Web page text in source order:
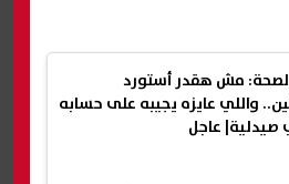
مش هقدر أستورد
واللي عايزه يجيبه على حسابه
صيدلية| عاجل